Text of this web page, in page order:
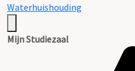
Waterhuishouding
Mijn Studiezaal